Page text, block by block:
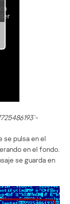
pulsa en el
en el fondo.
se guarda en